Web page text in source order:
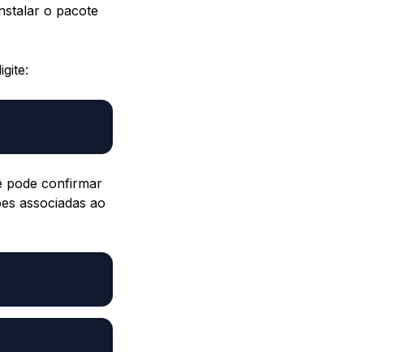
o pacote
pode confirmar
associadas ao